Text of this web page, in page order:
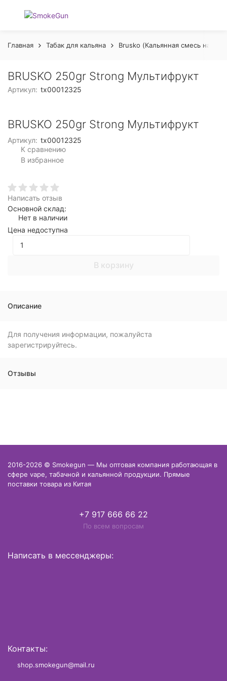
Главная Табак для кальяна Brusko (Кальянная смесь на
BRUSKO 250gr Strong Мультифрукт
Артикул: tx00012325
BRUSKO 250gr Strong Мультифрукт
Артикул: tx00012325
К сравнению
В избранное
Написать отзыв
Основной склад:
Нет в наличии
Цена недоступна
В корзину
Описание
Для получения информации, пожалуйста
зарегистрируйтесь.
Отзывы
2016-2026 © Smokegun — Мы оптовая компания работающая в
сфере vape, табачной и кальянной продукции. Прямые
поставки товара из Китая
+7 917 666 66 22
По всем вопросам
Написать в мессенджеры:
Контакты:
shop.smokegun@mail.ru